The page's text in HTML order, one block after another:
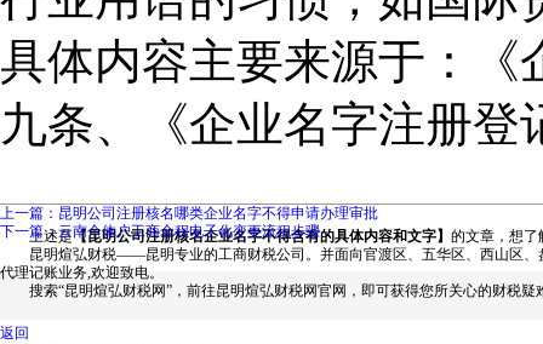
具体内容主要来源于：《
九条、《企业名字注册
上述是【昆明公司注册核名企业名字不得含有的具体内容和文字】 的文章，想了
昆明煊弘财税——昆明专业的工商财税公司。并面向官渡区、五华区、西山区、
代理记账业务,欢迎致电。
搜索“昆明煊弘财税网”，前往昆明煊弘财税网官网，即可获得您所关心的财税疑
返回
上一篇：昆明公司注册核名哪类企业名字不得申请办理审批
下一篇：云南个体户工商全程电子化变更流程步骤